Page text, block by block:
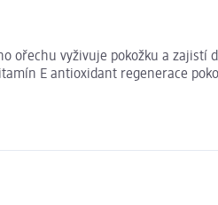
ořechu vyživuje pokožku a zajistí
E antioxidant regenerace